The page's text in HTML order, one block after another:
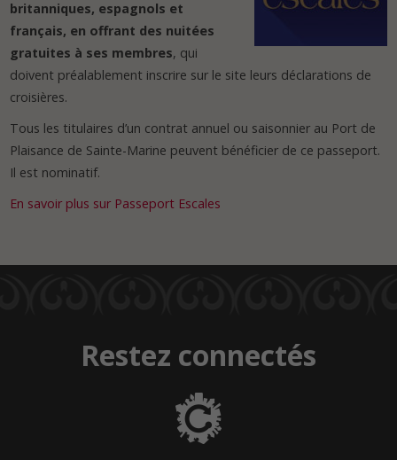
britanniques, espagnols et
français, en offrant des nuitées
gratuites à ses membres, qui
doivent préalablement inscrire sur le site leurs déclarations de
croisières.
Tous les titulaires d’un contrat annuel ou saisonnier au Port de
Plaisance de Sainte-Marine peuvent bénéficier de ce passeport.
Il est nominatif.
En savoir plus sur Passeport Escales
Restez connectés